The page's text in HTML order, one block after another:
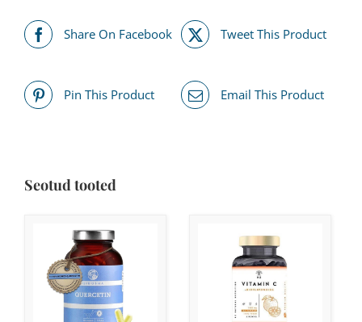
Share On Facebook Tweet This Product
Pin This Product Email This Product
Seotud tooted